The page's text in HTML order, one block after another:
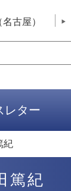
古屋）
レター
紀
篤紀